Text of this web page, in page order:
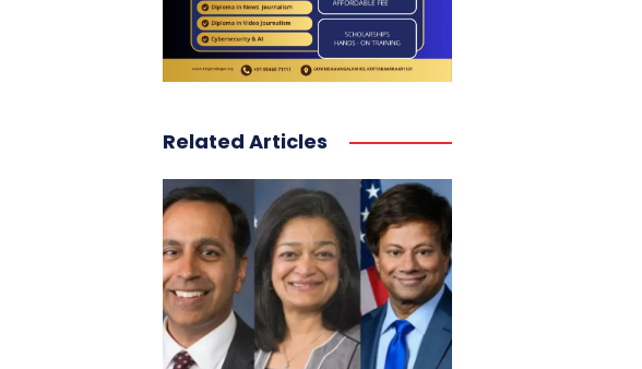
Related Articles